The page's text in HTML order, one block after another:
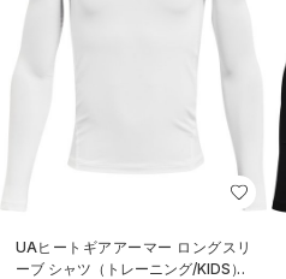
UAヒートギアアーマー ロングスリ
ーブ シャツ（トレーニング/KIDS）